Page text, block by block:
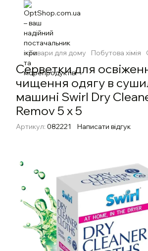
Товари для дому Побутова хімія
Серветки для
чищення одягу в
машині Swirl Dry
Remov 5 х 5
Артикул: 082221 Написати відгук